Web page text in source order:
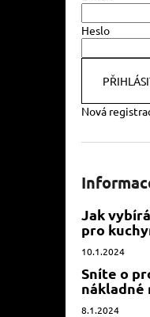
Heslo
Nová
Jak
pro
10.1.2024
Sníte o
nákladné
8.1.2024